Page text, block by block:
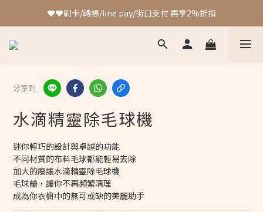
❤️❤️刷卡/轉帳/line pay/街口支付 再享2%折扣
加入會員 最高可獲得4%回饋!!
❤️❤️刷卡/轉帳/line pay/街口支付 再享2%折扣
分享到
水滴精靈除毛球機
迷你輕巧的設計與卓越的功能
不同材質的布料毛球都能輕易去除
加大的廢讓水滴精靈除毛球機
毛球艙，讓你不再頻繁清理
成為你衣櫥中的無可或缺的美麗助手